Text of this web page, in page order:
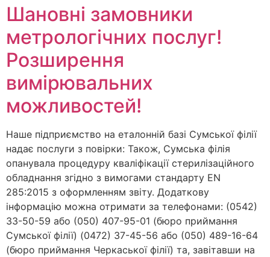
Шановні замовники
метрологічних послуг!
Розширення
вимірювальних
можливостей!
Наше підприємство на еталонній базі Сумської філії
надає послуги з повірки: Також, Сумська філія
опанувала процедуру кваліфікації стерилізаційного
обладнання згідно з вимогами стандарту EN
285:2015 з оформленням звіту. Додаткову
інформацію можна отримати за телефонами: (0542)
33-50-59 або (050) 407-95-01 (бюро приймання
Сумської філії) (0472) 37-45-56 або (050) 489-16-64
(бюро приймання Черкаської філії) та, завітавши на